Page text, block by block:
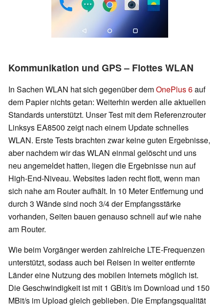
Kommunikation und GPS – Flottes WLAN
In Sachen WLAN hat sich gegenüber demOnePlus 6auf
dem Papier nichts getan: Weiterhin werden alle aktuellen
Standards unterstützt. Unser Test mit dem Referenzrouter
Linksys EA8500 zeigt nach einem Update schnelles
WLAN. Erste Tests brachten zwar keine guten Ergebnisse,
aber nachdem wir das WLAN einmal gelöscht und uns
neu angemeldet hatten, liegen die Ergebnisse nun auf
High-End-Niveau. Websites laden recht flott, wenn man
sich nahe am Router aufhält. In 10 Meter Entfernung und
durch 3 Wände sind noch 3/4 der Empfangsstärke
vorhanden, Seiten bauen genauso schnell auf wie nahe
am Router.
Wie beim Vorgänger werden zahlreiche LTE-Frequenzen
unterstützt, sodass auch bei Reisen in weiter entfernte
Länder eine Nutzung des mobilen Internets möglich ist.
Die Geschwindigkeit ist mit 1 GBit/s im Download und 150
MBit/s im Upload gleich geblieben. Die Empfangsqualität